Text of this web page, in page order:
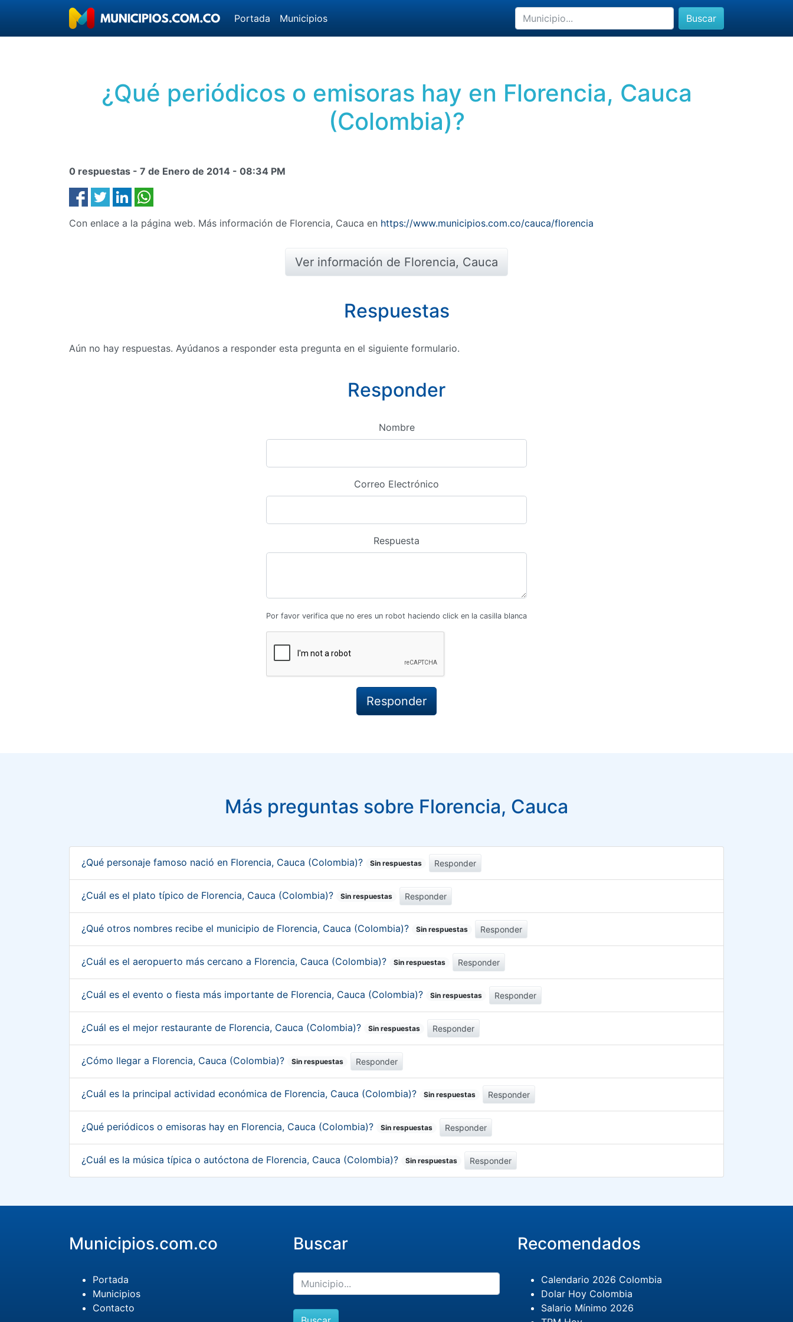
Portada Municipios Buscar
¿Qué periódicos o emisoras hay en Florencia, Cauca
(Colombia)?
0 respuestas - 7 de Enero de 2014 - 08:34 PM
Con enlace a la página web. Más información de Florencia, Cauca en https://www.municipios.com.co/cauca/florencia
Ver información de Florencia, Cauca
Respuestas
Aún no hay respuestas. Ayúdanos a responder esta pregunta en el siguiente formulario.
Responder
Nombre
Correo Electrónico
Respuesta
Por favor verifica que no eres un robot haciendo click en la casilla blanca
Más preguntas sobre Florencia, Cauca
¿Qué personaje famoso nació en Florencia, Cauca (Colombia)? Sin respuestas Responder
¿Cuál es el plato típico de Florencia, Cauca (Colombia)? Sin respuestas Responder
¿Qué otros nombres recibe el municipio de Florencia, Cauca (Colombia)? Sin respuestas Responder
¿Cuál es el aeropuerto más cercano a Florencia, Cauca (Colombia)? Sin respuestas Responder
¿Cuál es el evento o fiesta más importante de Florencia, Cauca (Colombia)? Sin respuestas Responder
¿Cuál es el mejor restaurante de Florencia, Cauca (Colombia)? Sin respuestas Responder
¿Cómo llegar a Florencia, Cauca (Colombia)? Sin respuestas Responder
¿Cuál es la principal actividad económica de Florencia, Cauca (Colombia)? Sin respuestas Responder
¿Qué periódicos o emisoras hay en Florencia, Cauca (Colombia)? Sin respuestas Responder
¿Cuál es la música típica o autóctona de Florencia, Cauca (Colombia)? Sin respuestas Responder
Municipios.com.co
Portada
Municipios
Contacto
Buscar Recomendados
Calendario 2026 Colombia
Dolar Hoy Colombia
Salario Mínimo 2026